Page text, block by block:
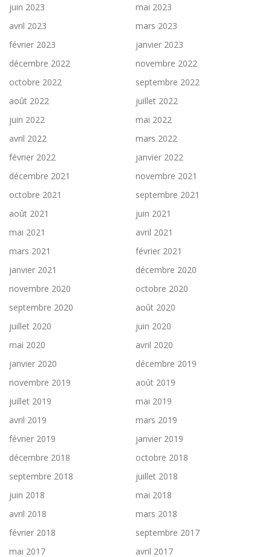
juin 2023
mai 2023
avril 2023
mars 2023
février 2023
janvier 2023
décembre 2022
novembre 2022
octobre 2022
septembre 2022
août 2022
juillet 2022
juin 2022
mai 2022
avril 2022
mars 2022
février 2022
janvier 2022
décembre 2021
novembre 2021
octobre 2021
septembre 2021
août 2021
juin 2021
mai 2021
avril 2021
mars 2021
février 2021
janvier 2021
décembre 2020
novembre 2020
octobre 2020
septembre 2020
août 2020
juillet 2020
juin 2020
mai 2020
avril 2020
janvier 2020
décembre 2019
novembre 2019
août 2019
juillet 2019
mai 2019
avril 2019
mars 2019
février 2019
janvier 2019
décembre 2018
octobre 2018
septembre 2018
juillet 2018
juin 2018
mai 2018
avril 2018
mars 2018
février 2018
septembre 2017
mai 2017
avril 2017